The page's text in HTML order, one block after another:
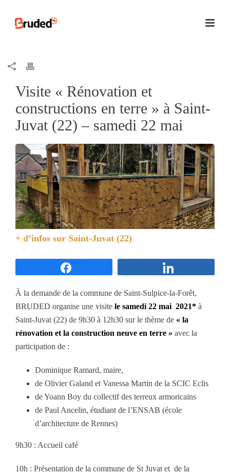
Visite « Rénovation et
constructions en terre » à Saint-
Juvat (22) – samedi 22 mai
+ d’infos sur Saint-Juvat (22)
À la demande de la commune de Saint-Sulpice-la-Forêt,
BRUDED organise une visite le samedi 22 mai 2021* à
Saint-Juvat (22) de 9h30 à 12h30 sur le thème de « la
rénovation et la construction neuve en terre » avec la
participation de :
Dominique Ramard, maire,
de Olivier Galand et Vanessa Martin de la SCIC Eclis
de Yoann Boy du collectif des terreux armoricains
de Paul Ancelin, étudiant de l’ENSAB (école
d’architecture de Rennes)
9h30 : Accueil café
10h : Présentation de la commune de St Juvat et de la